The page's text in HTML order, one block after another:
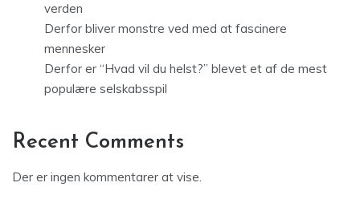
verden
Derfor bliver monstre ved med at fascinere
mennesker
Derfor er “Hvad vil du helst?” blevet et af de mest
populære selskabsspil
Recent Comments
Der er ingen kommentarer at vise.